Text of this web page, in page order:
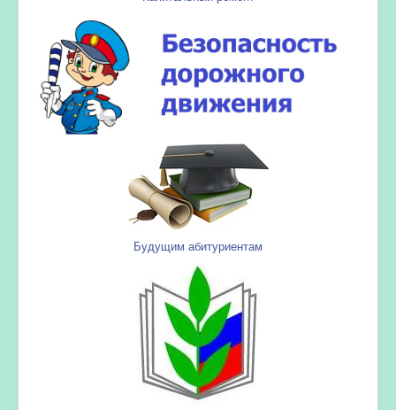
Будущим абитуриентам